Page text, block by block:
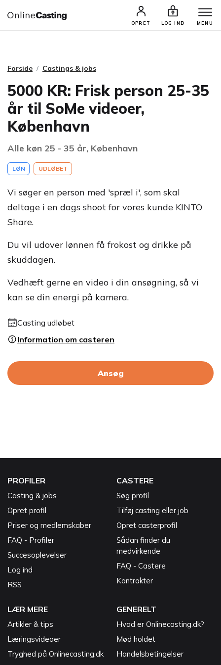
OPRET LOG IND MENU
CASTINGS & JOBS SØG PROFIL
Forside Castings & jobs
5000 KR: Frisk person 25-35
år til SoMe videoer,
København
Alle køn 25 - 35 år, København
LØN UDLØBET
Vi søger en person med 'spræl i', som skal
deltage i en dags shoot for vores kunde KINTO
Share.
Du vil udover lønnen få frokost og drikke på
skuddagen.
Vedhæft gerne en video i din ansøgning, så vi
kan se din energi på kamera.
Casting udløbet
Information om casteren
Ansøg
PROFILER
Casting & jobs
Opret profil
Priser og medlemskaber
FAQ - Profiler
Succesoplevelser
Log ind
RSS
CASTERE
Søg profil
Tilføj casting eller job
Opret casterprofil
Sådan finder du
medvirkende
FAQ - Castere
Kontrakter
LÆR MERE
Artikler & tips
Læringsvideoer
Tryghed på Onlinecasting.dk
GENERELT
Hvad er Onlinecasting.dk?
Mød holdet
Handelsbetingelser